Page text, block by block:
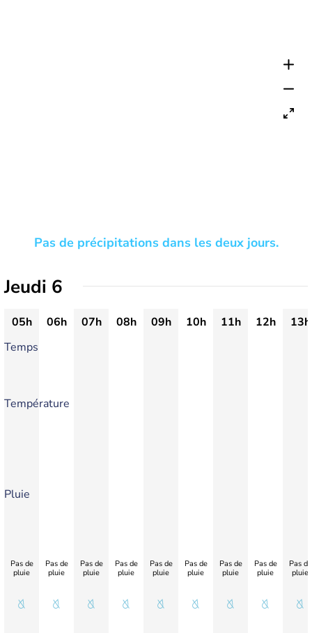
Pas de précipitations dans les deux jours.
Jeudi 6
05h 06h 07h 08h 09h 10h 11h 12h
13h
Temps
Température
Pluie
Pas de
pluie
Pas de
pluie
Pas de
pluie
Pas de
pluie
Pas de
pluie
Pas de
pluie
Pas de
pluie
Pas de
pluie
Pas de
pluie